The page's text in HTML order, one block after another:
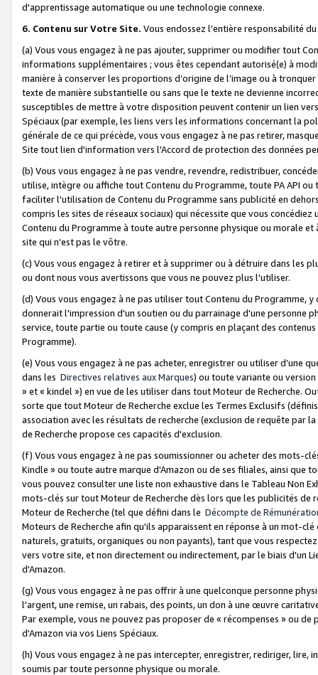
d'apprentissage automatique ou une technologie connexe.
6. Contenu sur Votre Site. Vous endossez l'entière responsabilité
(a) Vous vous engagez à ne pas ajouter, supprimer ou modifier tout
informations supplémentaires ; vous êtes cependant autorisé(e) à
manière à conserver les proportions d’origine de l’image ou à
texte de manière substantielle ou sans que le texte ne devienne
susceptibles de mettre à votre disposition peuvent contenir un lien
Spéciaux (par exemple, les liens vers les informations concernant la
générale de ce qui précède, vous vous engagez à ne pas retirer,
Site tout lien d'information vers l'Accord de protection des données
(b) Vous vous engagez à ne pas vendre, revendre, redistribuer,
utilise, intègre ou affiche tout Contenu du Programme, toute PA API
faciliter l'utilisation de Contenu du Programme sans publicité en
compris les sites de réseaux sociaux) qui nécessite que vous
Contenu du Programme à toute autre personne physique ou morale
site qui n'est pas le vôtre.
(c) Vous vous engagez à retirer et à supprimer ou à détruire dans les
ou dont nous vous avertissons que vous ne pouvez plus l'utiliser.
(d) Vous vous engagez à ne pas utiliser tout Contenu du Programme,
donnerait l'impression d'un soutien ou du parrainage d'une personne
service, toute partie ou toute cause (y compris en plaçant des
Programme).
(e) Vous vous engagez à ne pas acheter, enregistrer ou utiliser d’une
dans les Directives relatives aux Marques) ou toute variante ou
» et « kindel ») en vue de les utiliser dans tout Moteur de Recherche.
sorte que tout Moteur de Recherche exclue les Termes Exclusifs
association avec les résultats de recherche (exclusion de requête
de Recherche propose ces capacités d'exclusion.
(f) Vous vous engagez à ne pas soumissionner ou acheter des mots-
Kindle » ou toute autre marque d'Amazon ou de ses filiales, ainsi que
vous pouvez consulter une liste non exhaustive dans le Tableau Non
mots-clés sur tout Moteur de Recherche dès lors que les publicités de
Moteur de Recherche (tel que défini dans le Décompte de
Moteurs de Recherche afin qu'ils apparaissent en réponse à un mot-
naturels, gratuits, organiques ou non payants), tant que vous
vers votre site, et non directement ou indirectement, par le biais d'un
d'Amazon.
(g) Vous vous engagez à ne pas offrir à une quelconque personne
l'argent, une remise, un rabais, des points, un don à une œuvre
Par exemple, vous ne pouvez pas proposer de « récompenses » ou
d'Amazon via vos Liens Spéciaux.
(h) Vous vous engagez à ne pas intercepter, enregistrer, rediriger,
soumis par toute personne physique ou morale.